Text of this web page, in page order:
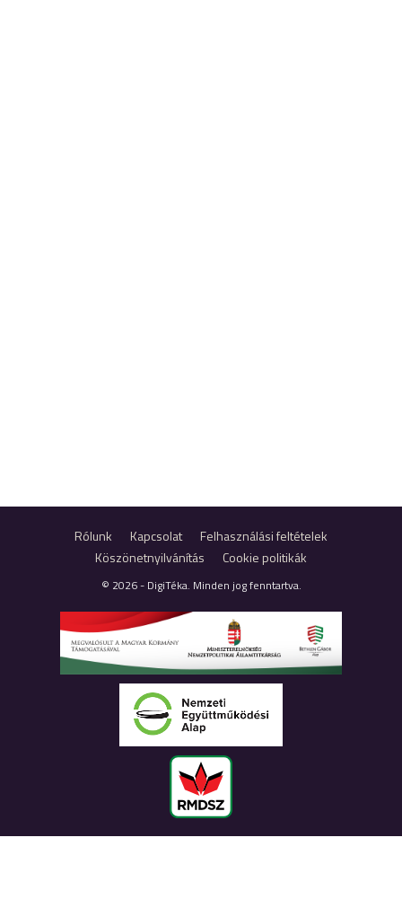
Rólunk Kapcsolat
Felhasználási feltételek
Köszönetnyilvánítás
Cookie politikák
© 2026 - DigiTéka. Minden jog fenntartva.